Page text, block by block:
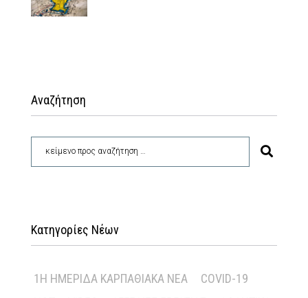
Αναζήτηση
Κατηγορίες Νέων
1Η ΗΜΕΡΊΔΑ ΚΑΡΠΑΘΙΑΚΆ ΝΈΑ
COVID-19